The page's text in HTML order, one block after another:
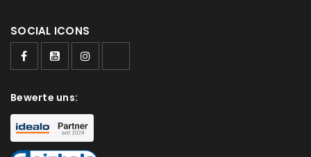
REGISTRIEREN
SOCIAL ICONS
Bewerte uns: